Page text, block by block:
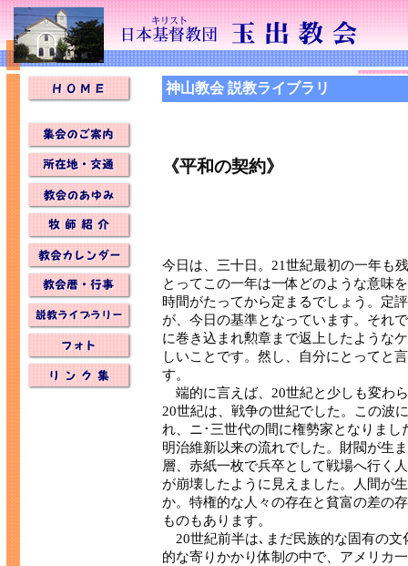
神山教会 説教ライブラリ
《平和の契約》
今日は、三十日。21世紀最初の一年も
とってこの一年は一体どのような意味
時間がたってから定まるでしょう。定
が、今日の基準となっています。それ
に巻き込まれ勲章まで返上したような
しいことです。然し、自分にとってと
す。
端的に言えば、20世紀と少しも変わ
20世紀は、戦争の世紀でした。この波
れ、ニ･三世代の間に権勢家となりま
明治維新以来の流れでした。財閥が生
層、赤紙一枚で兵卒として戦場へ行く
が崩壊したように見えました。人間が
か。特権的な人々の存在と貧富の差の
ものもあります。
20世紀前半は､まだ民族的な固有の文
的な寄りかかり体制の中で、アメリカ